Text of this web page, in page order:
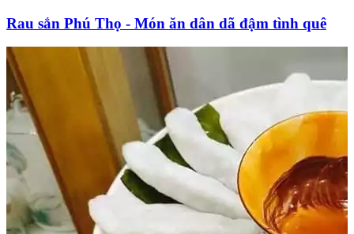
Rau sắn Phú Thọ - Món ăn dân dã đậm tình quê